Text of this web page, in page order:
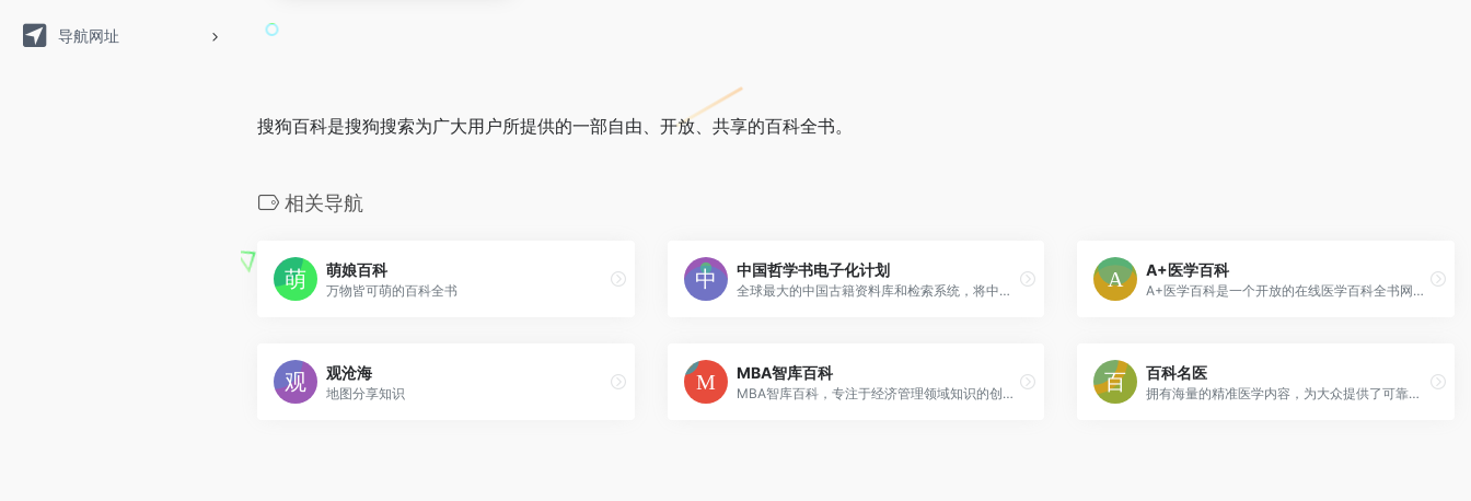
导航网址
搜狗百科是搜狗搜索为广大用户所提供的一部自由、开放、共享的百科全书。
相关导航
萌娘百科
万物皆可萌的百科全书
中国哲学书电子化计划
全球最大的中国古籍资料库和检索系统，将中国的古代哲学书及其相关的原典文献加以电子化，用交叉索引等技术充分利用电脑的功能，给中外的学者提供更方便的方式来学习和研究这些古书。
A+医学百科
A+医学百科是一个开放的在线医学百科全书网站，涵盖疾病百科、症状百科、药品百科、急救百科等医学保健知识。
观沧海
地图分享知识
MBA智库百科
MBA智库百科，专注于经济管理领域知识的创建与分享。包括企业管理、市场营销、管理咨询、人力资源、战略管理、MBA案例、财务会计、广告、品牌、经济、金融、法律、博弈论、证券、股票以及公司企业、商学院、经管人物等介绍。
百科名医
拥有海量的精准医学内容，为大众提供了可靠、科学、实用的健康科普知识，让大众面对网络医疗健康信息不再迷茫。